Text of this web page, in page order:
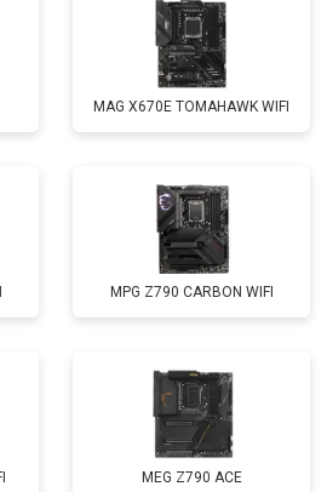
MAG X670E TOMAHAWK WIFI
MPG Z790 CARBON WIFI
MEG Z790 ACE